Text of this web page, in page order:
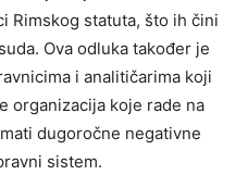
Rimskog statuta, što ih čini
Ova odluka također je
i analitičarima koji
organizacija koje rade na
dugoročne negativne
sistem.